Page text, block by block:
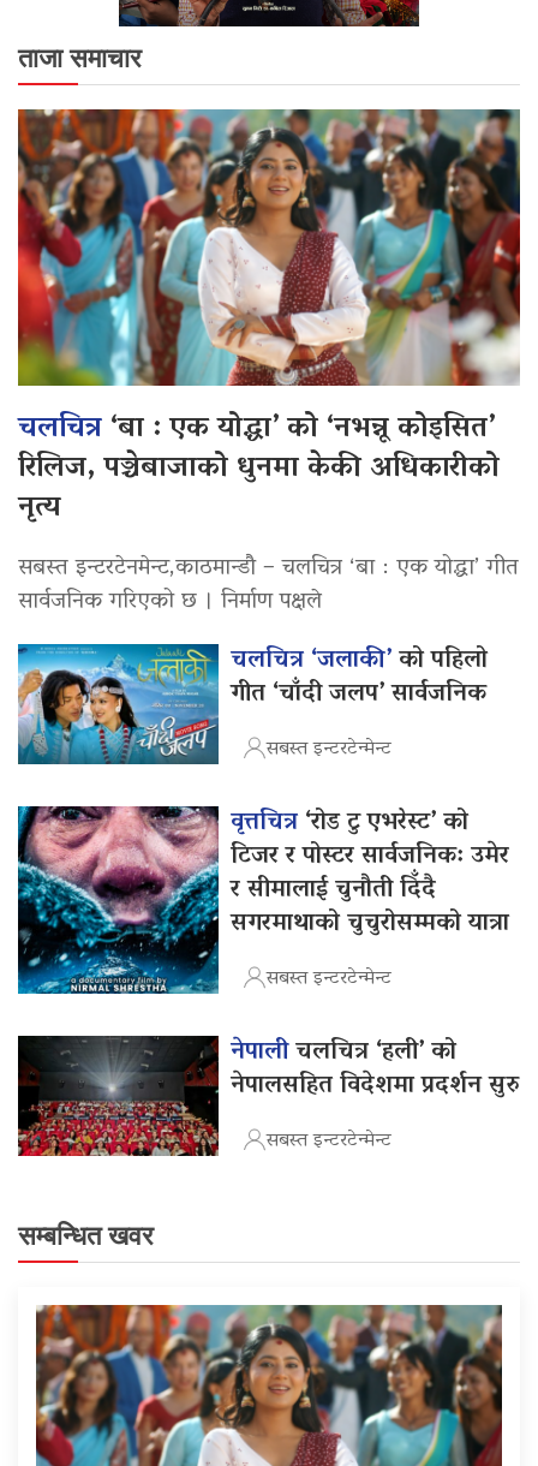
ताजा समाचार
चलचित्र‘बा : एक योद्धा’ को ‘नभन्नू कोइसित’
रिलिज, पञ्चेबाजाको धुनमा केकी अधिकारीको
नृत्य
सबस्त इन्टरटेनमेन्ट,काठमान्डौ – चलचित्र ‘बा : एक योद्धा’ गीत
सार्वजनिक गरिएको छ । निर्माण पक्षले
चलचित्र ‘जलाकी’को पहिलो
गीत ‘चाँदी जलप’ सार्वजनिक
सबस्त इन्टरटेन्मेन्ट
वृत्तचित्र‘रोड टु एभरेस्ट’ को
टिजर र पोस्टर सार्वजनिक: उमेर
र सीमालाई चुनौती दिँदै
सगरमाथाको चुचुरोसम्मको यात्रा
सबस्त इन्टरटेन्मेन्ट
नेपालीचलचित्र ‘हली’ को
नेपालसहित विदेशमा प्रदर्शन सुरु
सबस्त इन्टरटेन्मेन्ट
सम्बन्धित खवर